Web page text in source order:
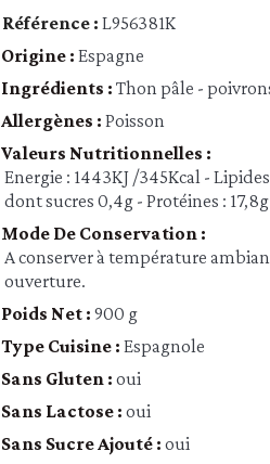
Référence : L956381K
Origine : Espagne
Ingrédients : Thon pâle -
Allergènes : Poisson
Valeurs Nutritionnelles :
Energie : 1443KJ /345Kcal -
dont sucres 0,4g - Protéines :
Mode De Conservation :
A conserver à température
ouverture.
Poids Net : 900 g
Type Cuisine : Espagnole
Sans Gluten : oui
Sans Lactose : oui
Sans Sucre Ajouté : oui